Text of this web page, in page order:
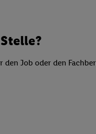
Job oder den
Verwendung
von Profilen